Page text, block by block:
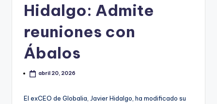
Hidalgo: Admite
reuniones con
Ábalos
abril 20, 2026
El exCEO de Globalia, Javier Hidalgo, ha modificado su